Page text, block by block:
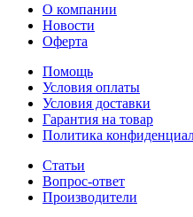
О компании
Новости
Оферта
Помощь
Условия оплаты
Условия доставки
Гарантия на товар
Политика
Статьи
Вопрос-ответ
Производители